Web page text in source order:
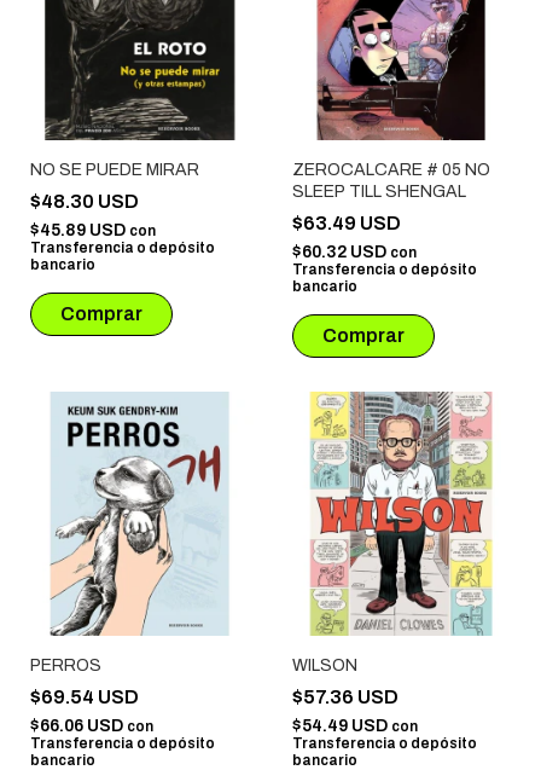
NO SE PUEDE MIRAR
$48.30 USD
$45.89 USD con
Transferencia o depósito
bancario
ZEROCALCARE # 05 NO
SLEEP TILL SHENGAL
$63.49 USD
$60.32 USD con
Transferencia o depósito
bancario
PERROS
$69.54 USD
$66.06 USD con
Transferencia o depósito
bancario
WILSON
$57.36 USD
$54.49 USD con
Transferencia o depósito
bancario